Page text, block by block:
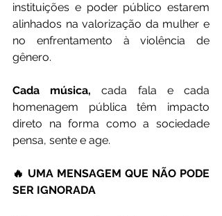
instituições e poder público estarem
alinhados na valorização da mulher e
no enfrentamento à violência de
gênero.
Cada música, cada fala e cada
homenagem pública têm impacto
direto na forma como a sociedade
pensa, sente e age.
🔥 UMA MENSAGEM QUE NÃO PODE
SER IGNORADA